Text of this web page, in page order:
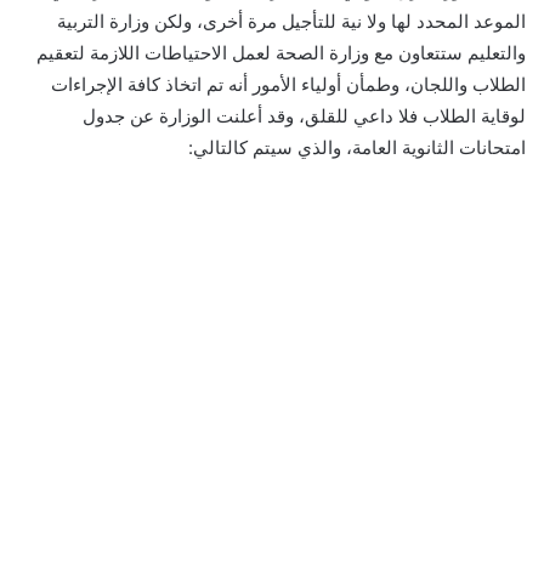
الموعد المحدد لها ولا نية للتأجيل مرة أخرى، ولكن وزارة التربية
والتعليم ستتعاون مع وزارة الصحة لعمل الاحتياطات اللازمة لتعقيم
الطلاب واللجان، وطمأن أولياء الأمور أنه تم اتخاذ كافة الإجراءات
لوقاية الطلاب فلا داعي للقلق، وقد أعلنت الوزارة عن جدول
امتحانات الثانوية العامة، والذي سيتم كالتالي: